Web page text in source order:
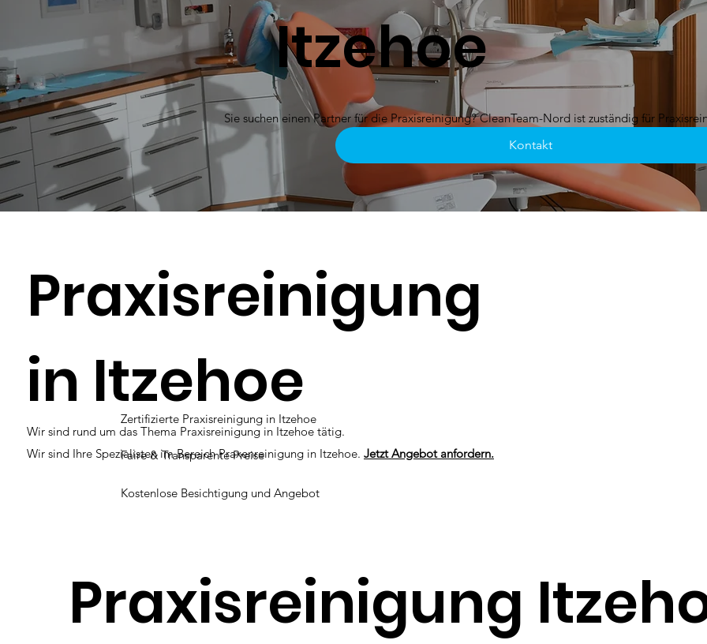
Itzehoe
Sie suchen einen Partner für die Praxisreinigung? CleanTeam-Nord ist zuständig für
Kontakt
Praxisreinigung
in Itzehoe
Wir sind rund um das Thema Praxisreinigung in Itzehoe tätig.
Wir sind Ihre Spezialisten im Bereich Praxenreinigung in Itzehoe. Jetzt Angebot anfordern.
Zertifizierte Praxisreinigung in Itzehoe
Faire & Transparente Preise
Kostenlose Besichtigung und Angebot
Praxisreinigung